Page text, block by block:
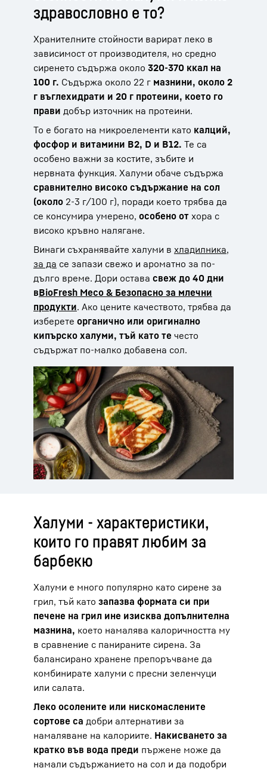
здравословно е то?
Хранителните стойности варират леко в
зависимост от производителя, но средно
сиренето съдържа около 320-370 ккал на
100 г. Съдържа около 22 г мазнини, около 2
г въглехидрати и 20 г протеини, което го
прави добър източник на протеини.
То е богато на микроелементи като калций,
фосфор и витамини В2, D и В12. Те са
особено важни за костите, зъбите и
нервната функция. Халуми обаче съдържа
сравнително високо съдържание на сол
(около 2-3 г/100 г), поради което трябва да
се консумира умерено, особено от хора с
високо кръвно налягане.
Винаги съхранявайте халуми в хладилника,
за да се запази свежо и ароматно за по-
дълго време. Дори остава свеж до 40 дни
вBioFresh Месо & Безопасно за млечни
продукти. Ако цените качеството, трябва да
изберете органично или оригинално
кипърско халуми, тъй като те често
съдържат по-малко добавена сол.
Халуми - характеристики,
които го правят любим за
барбекю
Халуми е много популярно като сирене за
грил, тъй като запазва формата си при
печене на грил ине изисква допълнителна
мазнина, което намалява калоричността му
в сравнение с панираните сирена. За
балансирано хранене препоръчваме да
комбинирате халуми с пресни зеленчуци
или салата.
Леко осолените или нискомаслените
сортове са добри алтернативи за
намаляване на калориите. Накисването за
кратко във вода преди пържене може да
намали съдържанието на сол и да подобри